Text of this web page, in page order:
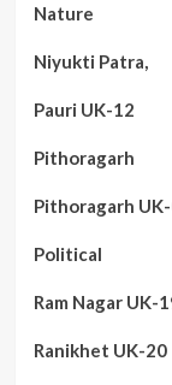
Nature
Niyukti Patra,
Pauri UK-12
Pithoragarh
Pithoragarh
Political
Ram Nagar UK-
Ranikhet UK-20